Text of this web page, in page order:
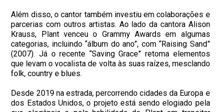
Além disso, o cantor também investiu em colaborações e
parcerias com outros artistas. Ao lado da cantora Alison
Krauss, Plant venceu o Grammy Awards em algumas
categorias, incluindo “álbum do ano”, com “Raising Sand”
(2007). Já o recente “Saving Grace” retoma elementos
que levam o vocalista de volta às suas raízes, mesclando
folk, country e blues.
Desde 2019 na estrada, percorrendo cidades da Europa e
dos Estados Unidos, o projeto está sendo elogiado pela